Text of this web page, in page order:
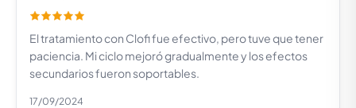
El tratamiento con Clofi fue efectivo, pero tuve que tener
paciencia. Mi ciclo mejoró gradualmente y los efectos
secundarios fueron soportables.
17/09/2024